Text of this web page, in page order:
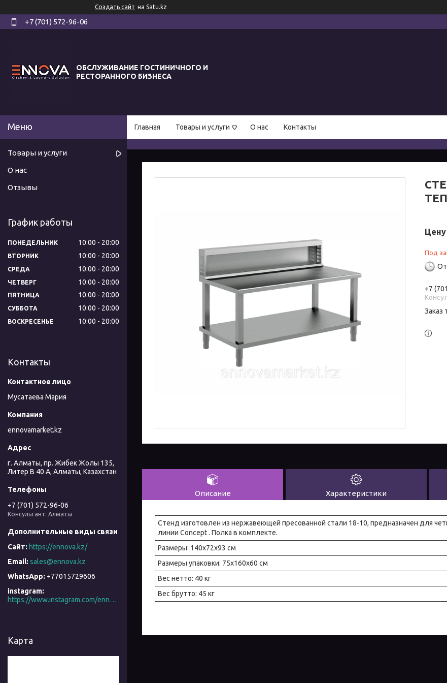
Создать сайт на Satu.kz
+7 (701) 572-96-06
ОБСЛУЖИВАНИЕ ГОСТИНИЧНОГО И
РЕСТОРАННОГО БИЗНЕСА
Главная Товары и услуги О нас Контакты
Цену
Под
+7
Заказ
Описание Характеристики
Стенд изготовлен из нержавеющей пресованной стали 18-10, предназначен для
линии Concept . Полка в комплекте.
Размеры: 140x72x93 см
Размеры упаковки: 75x160x60 см
Вес нетто: 40 кг
Вес брутто: 45 кг
Товары и услуги
О нас
Отзывы
График работы
ПОНЕДЕЛЬНИК 10:00 20:00
ВТОРНИК 10:00 20:00
СРЕДА 10:00 20:00
ЧЕТВЕРГ 10:00 20:00
ПЯТНИЦА 10:00 20:00
СУББОТА 10:00 20:00
ВОСКРЕСЕНЬЕ 10:00 20:00
Контакты
Мусатаева Мария
ennovamarket.kz
г. Алматы, пр. Жибек Жолы 135,
Литер В 40 А, Алматы, Казахстан
+7 (701) 572-96-06
Консультант: Алматы
https://ennova.kz/
sales@ennova.kz
+77015729606
instagram
https://www.instagram.com/ennova_horeca/
Карта